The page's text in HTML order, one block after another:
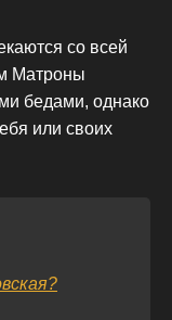
со всей
Матроны
бедами, однако
или своих